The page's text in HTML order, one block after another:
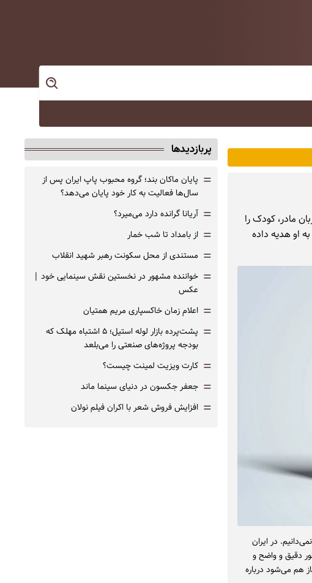
مادر، کودک را
او هدیه داده
در ایران
دقیق و واضح و
هم می‌شود درباره
پربازدیدها
= پایان ماکان بند؛ گروه محبوب پاپ ایران پس از
سال‌ها فعالیت به کار خود پایان می‌دهد؟
= آریانا گرانده دارد می‌میرد؟
= از بامداد تا شب خمار
= مستندی از محل سکونت رهبر شهید انقلاب
= خواننده مشهور در نخستین نقش سینمایی خود |‌
عکس
= اعلام زمان خاکسپاری مریم همتیان
=
پشت‌پرده بازار لوله استیل؛ ۵ اشتباه مهلک که
بودجه پروژه‌های صنعتی را می‌بلعد
= کارت ویزیت لمینت چیست؟
= جعفر جکسون در دنیای سینما ماند
= افزایش فروش شعر با اکران فیلم نولان